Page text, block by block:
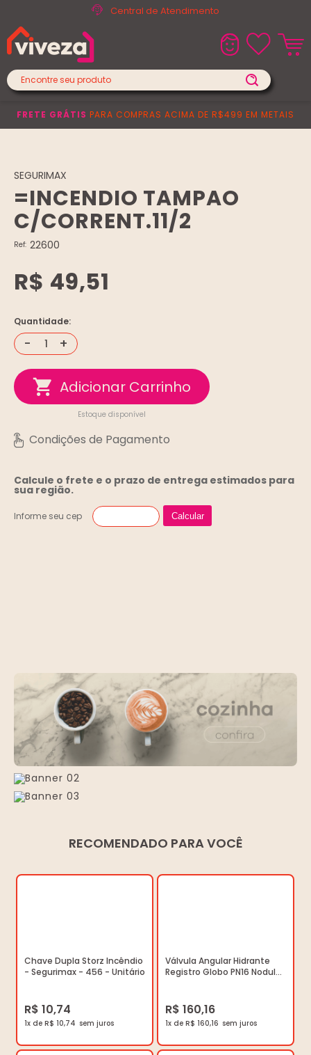
Central de Atendimento
FRETE GRÁTIS PARA COMPRAS ACIMA DE R$499 EM METAIS
SEGURIMAX
=INCENDIO TAMPAO
C/CORRENT.11/2
Ref: 22600
R$ 49,51
Quantidade:
- +
Estoque disponível
Calcule o frete e o prazo de entrega estimados para
sua região.
Informe seu cep Calcular
RECOMENDADO PARA VOCÊ
Chave Dupla Storz Incêndio
- Segurimax - 456 - Unitário
R$ 10,74
1x de R$ 10,74
Válvula Angular Hidrante
Registro Globo PN16 Nodular
Unitário
R$ 160,16
1x de R$ 160,16